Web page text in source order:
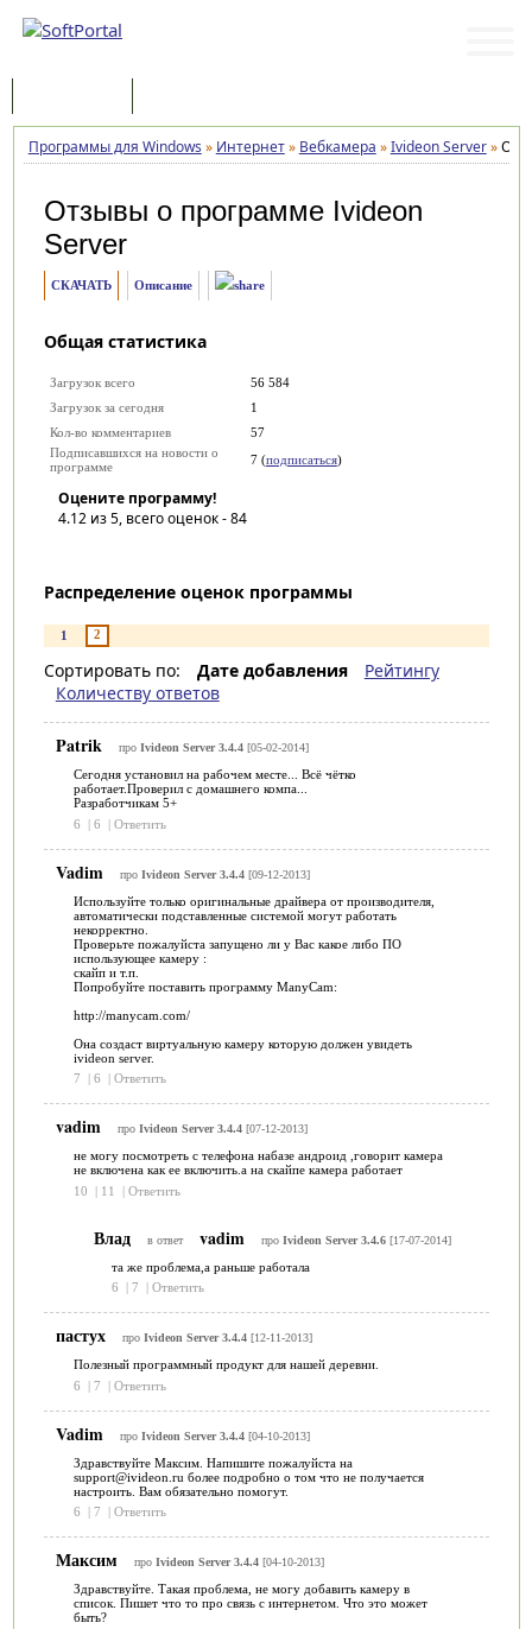
Программы для Windows » Интернет» Вебкамера »Ivideon Server»
Отзывы о программе Ivideon
Server
СКАЧАТЬ Описание
Общая статистика
Загрузок всего
56 584
Загрузок за сегодня
1
Кол-во комментариев
57
Подписавшихся на новости о
программе
7 (подписаться)
Оцените программу!
4.12из 5, всего оценок -84
Распределение оценок программы
1 2
Сортировать по: Дате добавления
Рейтингу
Количеству ответов
Patrik про Ivideon Server 3.4.4[05-02-2014]
Сегодня установил на рабочем месте... Всё чётко
работает.Проверил с домашнего компа...
Разработчикам 5+
6
| 6 | Ответить
Vadim про Ivideon Server 3.4.4[09-12-2013]
Используйте только оригинальные драйвера от производителя,
автоматически подставленные системой могут работать
некорректно.
Проверьте пожалуйста запущено ли у Вас какое либо ПО
использующее камеру :
скайп и т.п.
Попробуйте поставить программу ManyCam:
http://manycam.com/
Она создаст виртуальную камеру которую должен увидеть
ivideon server.
7
| 6 | Ответить
vadim про Ivideon Server 3.4.4[07-12-2013]
не могу посмотреть с телефона набазе андроид ,говорит камера
не включена как ее включить.а на скайпе камера работает
10
| 11 | Ответить
Влад в ответ vadim про Ivideon Server 3.4.6[17-07-2014]
та же проблема,а раньше работала
6
| 7 | Ответить
пастух про Ivideon Server 3.4.4[12-11-2013]
Полезный программный продукт для нашей деревни.
6
| 7 | Ответить
Vadim про Ivideon Server 3.4.4[04-10-2013]
Здравствуйте Максим. Напишите пожалуйста на
support@ivideon.ru более подробно о том что не получается
настроить. Вам обязательно помогут.
6
| 7 | Ответить
Максим про Ivideon Server 3.4.4[04-10-2013]
Здравствуйте. Такая проблема, не могу добавить камеру в
список. Пишет что то про связь с интернетом. Что это может
быть?